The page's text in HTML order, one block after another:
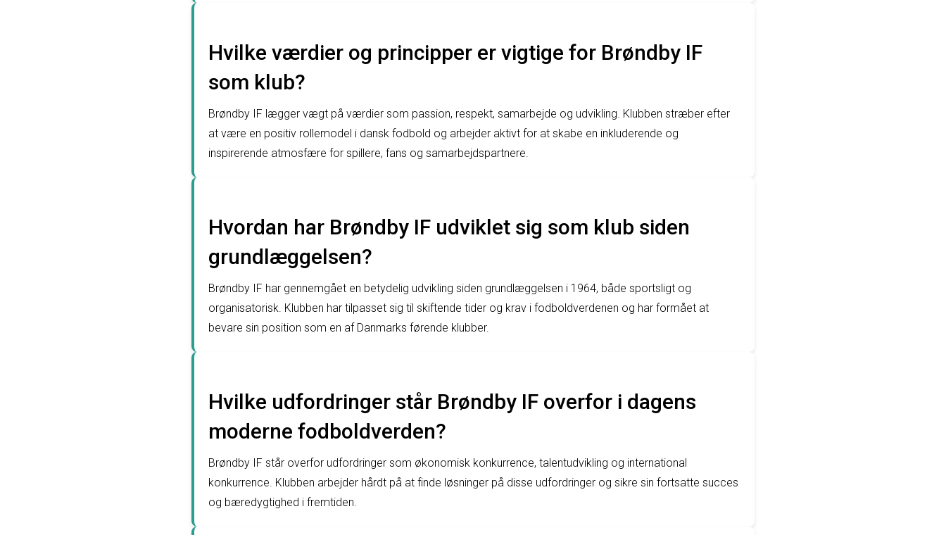
Hvilke værdier og principper er vigtige for Brøndby IF
som klub?
Brøndby IF lægger vægt på værdier som passion, respekt, samarbejde og udvikling. Klubben stræber efter
at være en positiv rollemodel i dansk fodbold og arbejder aktivt for at skabe en inkluderende og
inspirerende atmosfære for spillere, fans og samarbejdspartnere.
Hvordan har Brøndby IF udviklet sig som klub siden
grundlæggelsen?
Brøndby IF har gennemgået en betydelig udvikling siden grundlæggelsen i 1964, både sportsligt og
organisatorisk. Klubben har tilpasset sig til skiftende tider og krav i fodboldverdenen og har formået at
bevare sin position som en af Danmarks førende klubber.
Hvilke udfordringer står Brøndby IF overfor i dagens
moderne fodboldverden?
Brøndby IF står overfor udfordringer som økonomisk konkurrence, talentudvikling og international
konkurrence. Klubben arbejder hårdt på at finde løsninger på disse udfordringer og sikre sin fortsatte succes
og bæredygtighed i fremtiden.